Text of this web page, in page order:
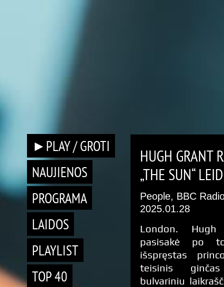
►PLAY / GROTI
NAUJIENOS
PROGRAMA
LAIDOS
PLAYLIST
TOP 40
HUGH GRANT
„THE SUN“
People, BBC
2025.01.28
London.
pasisakė po
išspręstas
teisinis
bulvariniu